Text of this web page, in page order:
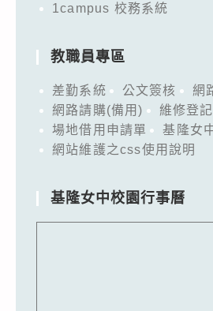
1campus 校務系統
教職員專區
差勤系統 公文簽核
網
網路請購(備用)
維修登記
場地借用申請單
基隆女
網站維護之css使用說明
基隆女中校園行事曆